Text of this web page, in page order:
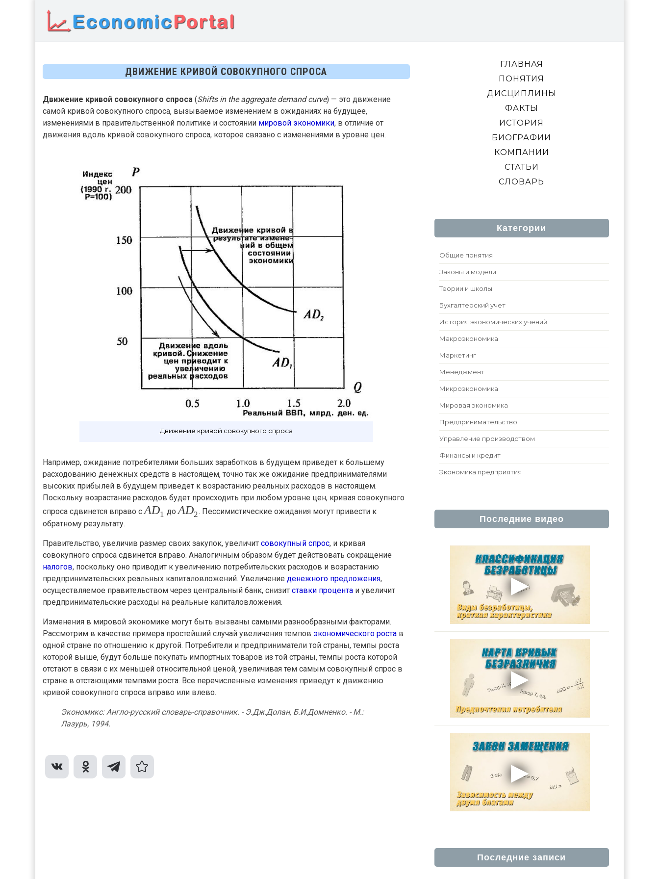
ДВИЖЕНИЕ КРИВОЙ СОВОКУПНОГО СПРОСА
Движение кривой совокупного спроса (Shifts in the aggregate demand curve) — это движение
самой кривой совокупного спроса, вызываемое изменением в ожиданиях на будущее,
изменениями в правительственной политике и состоянии мировой экономики, в отличие от
движения вдоль кривой совокупного спроса, которое связано с изменениями в уровне цен.
Движение кривой совокупного спроса
Например, ожидание потребителями больших заработков в будущем приведет к большему
расходованию денежных средств в настоящем, точно так же ожидание предпринимателями
высоких прибылей в будущем приведет к возрастанию реальных расходов в настоящем.
Поскольку возрастание расходов будет происходить при любом уровне цен, кривая совокупного
спроса сдвинется вправо сAD1 доAD2. Пессимистические ожидания могут привести к
обратному результату.
Правительство, увеличив размер своих закупок, увеличит совокупный спрос, и кривая
совокупного спроса сдвинется вправо. Аналогичным образом будет действовать сокращение
налогов, поскольку оно приводит к увеличению потребительских расходов и возрастанию
предпринимательских реальных капиталовложений. Увеличение денежного предложения,
осуществляемое правительством через центральный банк, снизит ставки процента и увеличит
предпринимательские расходы на реальные капиталовложения.
Изменения в мировой экономике могут быть вызваны самыми разнообразными факторами.
Рассмотрим в качестве примера простейший случай увеличения темпов экономического роста в
одной стране по отношению к другой. Потребители и предприниматели той страны, темпы роста
которой выше, будут больше покупать импортных товаров из той страны, темпы роста которой
отстают в связи с их меньшей относительной ценой, увеличивая тем самым совокупный спрос в
стране в отстающими темпами роста. Все перечисленные изменения приведут к движению
кривой совокупного спроса вправо или влево.
Экономикс: Англо-русский словарь-справочник. - Э.Дж.Долан, Б.И.Домненко. - М.:
Лазурь, 1994.
ГЛАВНАЯ
ПОНЯТИЯ
ДИСЦИПЛИНЫ
ФАКТЫ
ИСТОРИЯ
БИОГРАФИИ
КОМПАНИИ
СТАТЬИ
СЛОВАРЬ
Категории
Общие понятия
Законы и модели
Теории и школы
Бухгалтерский учет
История экономических учений
Макроэкономика
Маркетинг
Менеджмент
Микроэкономика
Мировая экономика
Предпринимательство
Управление производством
Финансы и кредит
Экономика предприятия
Последние видео
Последние записи